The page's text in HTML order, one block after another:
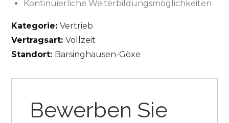
Kontinuierliche Weiterbildungsmöglichkeiten
Kategorie:Vertrieb
Vertragsart:Vollzeit
Standort: Barsinghausen-Göxe
Bewerben Sie